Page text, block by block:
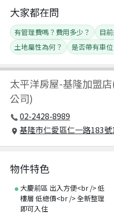
太平洋房屋-基隆加盟
公司)
02-2428-8989
基隆市仁愛區仁一路183
大家都在問
有管理費嗎？費用多少？
目
土地屬性為何？
是否帶有車位
物件特色
大慶前區 出入方便<br /> 低
樓層 低總價<br /> 全新整理
即可入住